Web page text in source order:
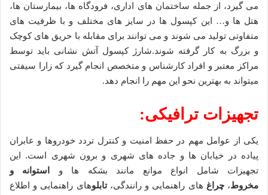
می گیرد، از جمله ساختمان های اداری، فرودگاه ها، بیمارستان ها،
هتل ها و… این کپسول ها در سایز های مختلف و با ظرفیت های
متفاوتی تولید می شوند و می توانند برای مقابله با حریق های کوچک
و بزرگ به کار گرفته شوند.شارژ کپسول آتش نشانی باید توسط
مراکز معتبر و افراد کارشناس و متخصص انجام گیرد که زارا سیفتی
میتواند به بهترین نحو این مهم را انجام دهد.
تجهیزات ترافیکی:
یکی از عوامل مهم در حفظ امنیت و کنترل تردد خودروها و عابران
پیاده در خیابان ها و جاده های شهری و برون شهری است. این
تجهیزات شامل انواع موانع مانند بشکه ها و استوانه و
مخروط،چراغ های راهنمایی و رانندگی،تابلوهای راهنمایی و اطلاع